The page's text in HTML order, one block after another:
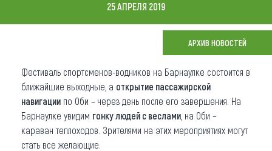
Карта
Что привезти (сувениры)
О регионе
Коллекция впечатлений
25 АПРЕЛЯ 2019
АРХИВ НОВОСТЕЙ
Фестиваль спортсменов-водников на Барнаулке состоится в
ближайшие выходные, а открытие пассажирской
навигации по Оби – через день после его завершения. На
Барнаулке увидим гонку людей с веслами , на Оби –
караван теплоходов. Зрителями на этих мероприятиях могут
стать все желающие.